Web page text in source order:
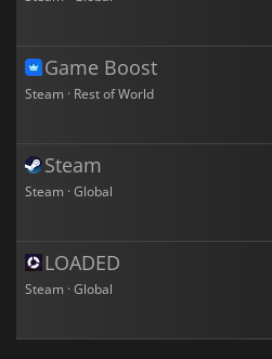
Game Boost
Steam · Rest of World
Steam
Steam · Global
LOADED
Steam · Global